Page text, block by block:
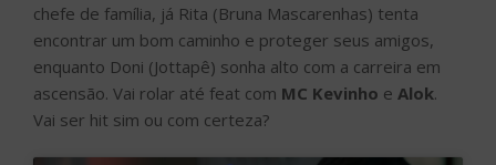
chefe de família, já Rita (Bruna Mascarenhas) tenta
encontrar um bom caminho e proteger seus amigos,
enquanto Doni (Jottapê) sonha alto com a carreira em
ascensão. Vai rolar até feat com MC Kevinho e Alok.
Vai ser hit sim ou com certeza?